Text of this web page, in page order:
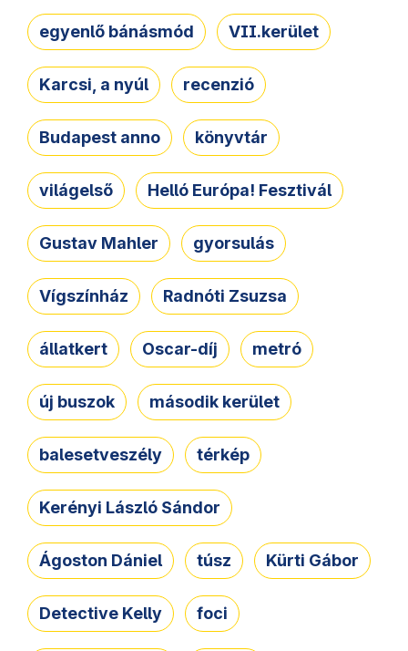
egyenlő bánásmód VII.kerület
Karcsi, a nyúl recenzió
Budapest anno könyvtár
világelső Helló Európa! Fesztivál
Gustav Mahler gyorsulás
Vígszínház Radnóti Zsuzsa
állatkert Oscar-díj metró
új buszok második kerület
balesetveszély térkép
Kerényi László Sándor
Ágoston Dániel túsz Kürti Gábor
Detective Kelly foci